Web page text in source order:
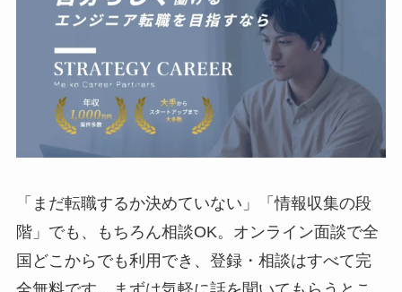
「まだ転職するか決めていない」「情報収集の段
階」でも、もちろん相談OK。オンライン面談で全
国どこからでも利用でき、登録・相談はすべて完